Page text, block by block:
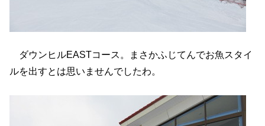
ダウンヒルEASTコース。まさかふじてんでお魚スタイ
ルを出すとは思いませんでしたわ。